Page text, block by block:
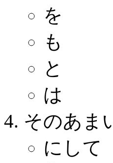
を
も
と
は
そのあま
にして